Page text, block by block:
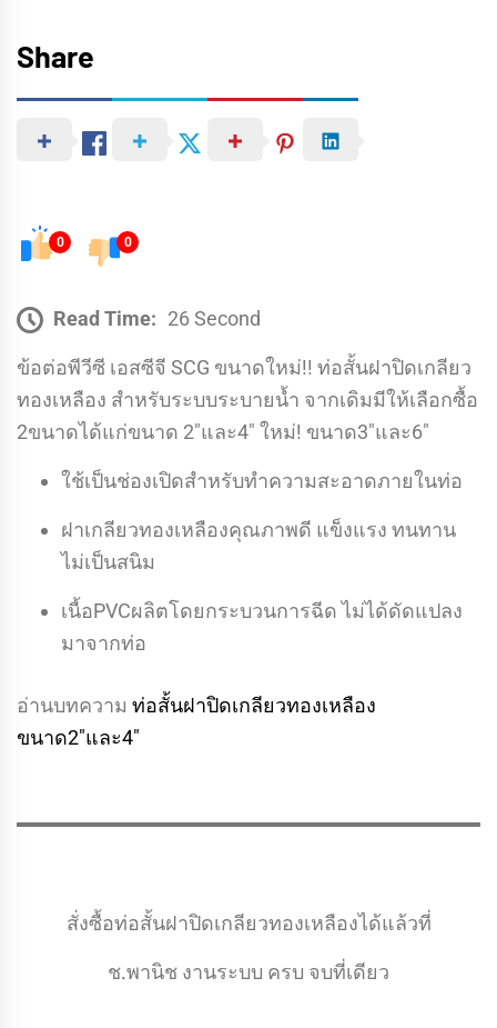
Share
0 0
Read Time: 26 Second
ข้อต่อพีวีซี เอสซีจี SCG ขนาดใหม่!! ท่อสั้นฝาปิดเกลียว
ทองเหลือง สำหรับระบบระบายน้ำ จากเดิมมีให้เลือกซื้อ
2ขนาดได้แก่ขนาด 2″และ4″ ใหม่! ขนาด3″และ6″
ใช้เป็นช่องเปิดสำหรับทำความสะอาดภายในท่อ
ฝาเกลียวทองเหลืองคุณภาพดี แข็งแรง ทนทาน
ไม่เป็นสนิม
เนื้อPVCผลิตโดยกระบวนการฉีด ไม่ได้ดัดแปลง
มาจากท่อ
อ่านบทความ ท่อสั้นฝาปิดเกลียวทองเหลือง
ขนาด2″และ4″
สั่งซื้อท่อสั้นฝาปิดเกลียวทองเหลืองได้แล้วที่
ช.พานิช งานระบบ ครบ จบที่เดียว